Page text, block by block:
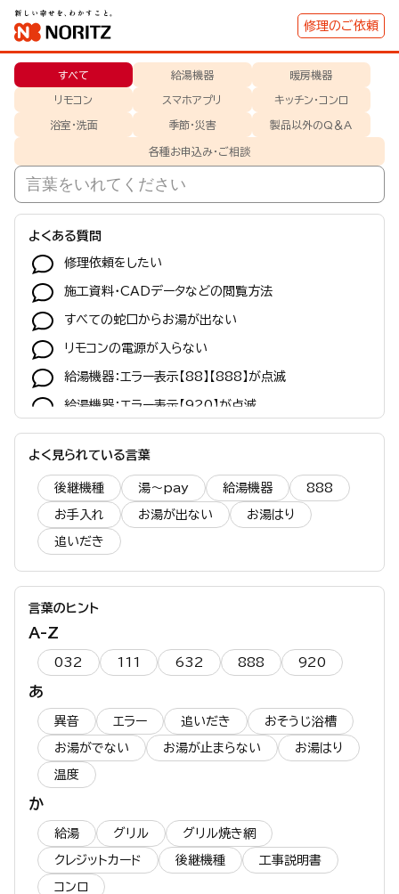
修理のご依頼
すべて 給湯機器 暖房機器
リモコン スマホアプリ キッチン・コンロ
浴室･洗面 季節・災害 製品以外のQ＆A
各種お申込み・ご相談
よくある質問
修理依頼をしたい
施工資料・CADデータなどの閲覧方法
すべての蛇口からお湯が出ない
リモコンの電源が入らない
給湯機器：エラー表示【88】【888】が点滅
給湯機器：エラー表示【920】が点滅
季節のよくあるご質問
夏の暑い時期、リモコンの設定温度より高めのお湯が出
る
夏、炎のマークがついたり消えたりしている
よく見られている言葉
後継機種 湯～pay 給湯機器 888
お手入れ お湯が出ない お湯はり
追いだき
言葉のヒント
A-Z
032 111 632 888 920
あ
異音 エラー 追いだき おそうじ浴槽
お湯がでない お湯が止まらない お湯はり
温度
か
給湯 グリル グリル焼き網
クレジットカード 後継機種 工事説明書
コンロ